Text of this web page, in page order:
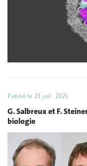
Publié le 23 juil. 2025
G. Salbreux et F.
biologie